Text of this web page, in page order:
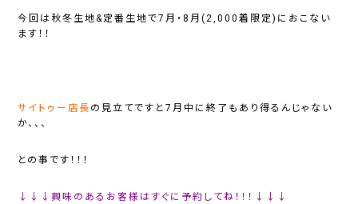
今回は秋冬生地&定番生地で7月・8月(2,000着限定)におこない
ます！！
サイトゥー店長 の見立てですと7月中に終了もあり得るんじゃない
か、、、
との事です！！！
↓↓↓興味のあるお客様はすぐに予約してね！！！↓↓↓